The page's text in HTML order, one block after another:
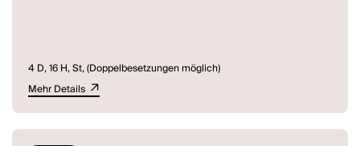
4 D, 16 H, St, (Doppelbesetzungen möglich)
Mehr Details